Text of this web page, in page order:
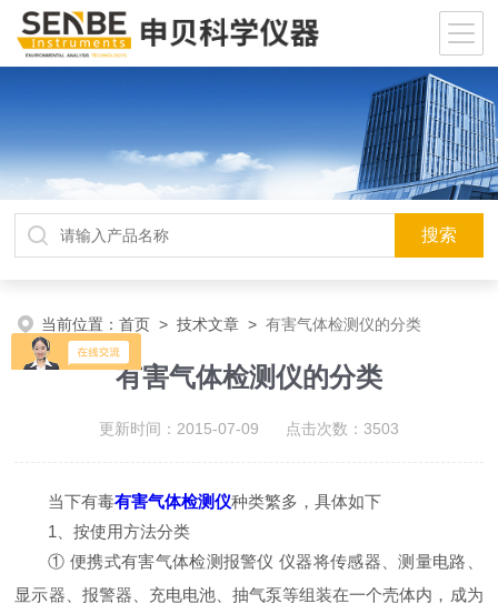
当前位置：首页 >技术文章 >有害气体检测仪的分类
有害气体检测仪的分类
更新时间：2015-07-09 点击次数：3503
当下有毒有害气体检测仪种类繁多，具体如下
1、按使用方法分类
① 便携式有害气体检测报警仪 仪器将传感器、测量电路、
显示器、报警器、充电电池、抽气泵等组装在一个壳体内，成为